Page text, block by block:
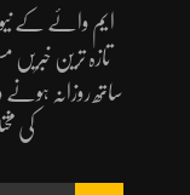
ایم وائے کے
تازہ ترین
ساتھ روزانہ
کی